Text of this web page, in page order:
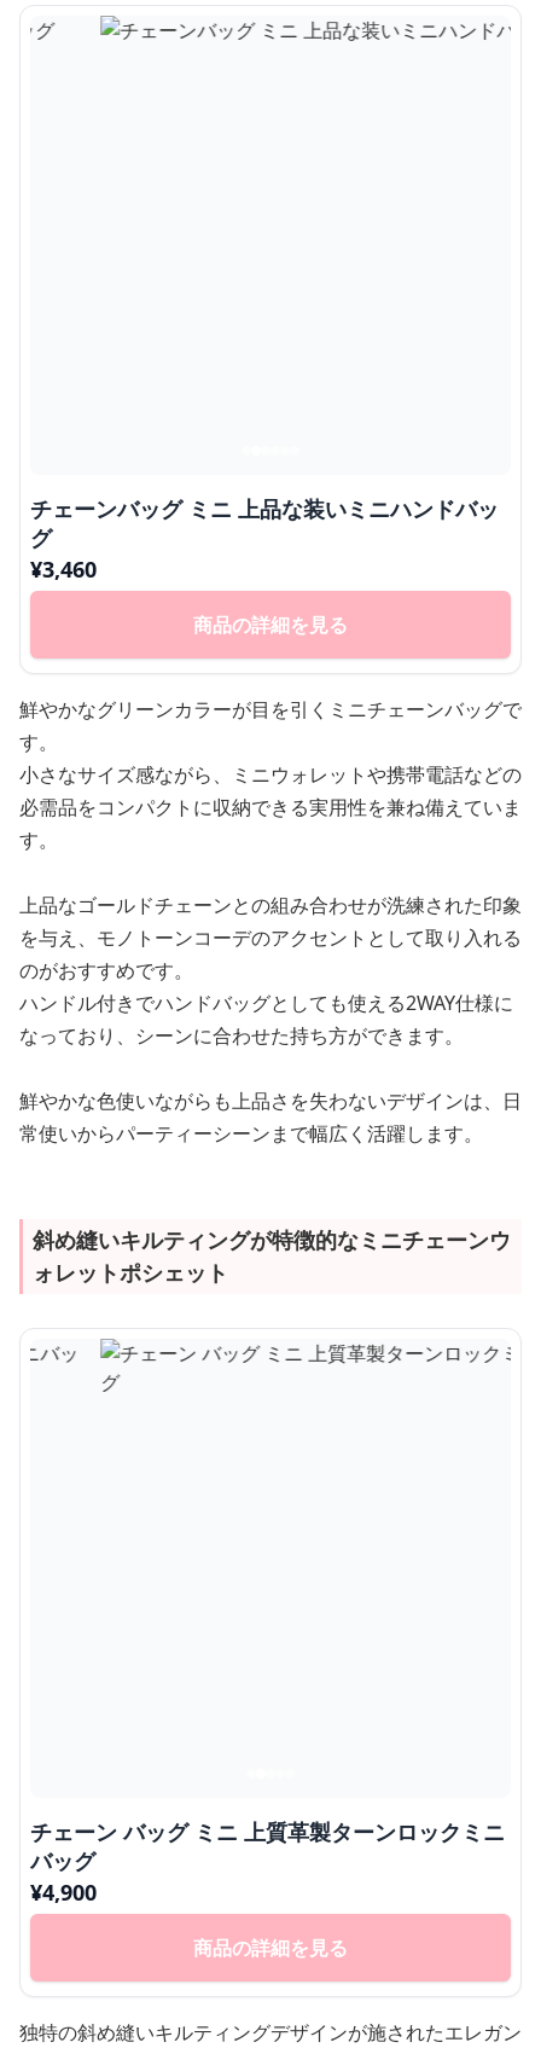
チェーンバッグ ミニ 上品な装いミニハンドバッ
グ
¥3,460
商品の詳細を見る
鮮やかなグリーンカラーが目を引くミニチェーンバッグで
す。
小さなサイズ感ながら、ミニウォレットや携帯電話などの
必需品をコンパクトに収納できる実用性を兼ね備えていま
す。
上品なゴールドチェーンとの組み合わせが洗練された印象
を与え、モノトーンコーデのアクセントとして取り入れる
のがおすすめです。
ハンドル付きでハンドバッグとしても使える2WAY仕様に
なっており、シーンに合わせた持ち方ができます。
鮮やかな色使いながらも上品さを失わないデザインは、日
常使いからパーティーシーンまで幅広く活躍します。
斜め縫いキルティングが特徴的なミニチェーンウ
ォレットポシェット
チェーン バッグ ミニ 上質革製ターンロックミニ
バッグ
¥4,900
商品の詳細を見る
独特の斜め縫いキルティングデザインが施されたエレガン